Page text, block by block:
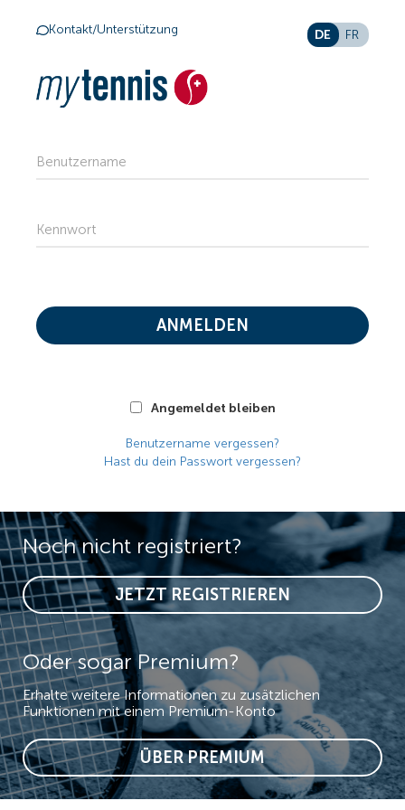
Noch nicht registriert?
JETZT REGISTRIEREN
Oder sogar Premium?
Erhalte weitere Informationen zu zusätzlichen
Funktionen mit einem Premium-Konto
ÜBER PREMIUM
Kontakt/Unterstützung DE FR
Benutzername
Kennwort
Angemeldet bleiben
ANMELDEN
Benutzername vergessen?
Hast du dein Passwort vergessen?